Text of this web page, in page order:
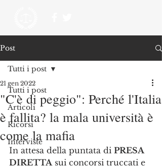
Post
Tutti i post
Articoli
Ricorsi
Interviste
Tutti i post
"C'è di peggio": Perché l'Italia
è fallita? la mala università è
come la mafia
21 gen 2022
In attesa della puntata di PRESA
DIRETTA sui concorsi truccati e